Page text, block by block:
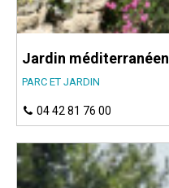
Jardin méditerranéen
PARC ET JARDIN
04 42 81 76 00